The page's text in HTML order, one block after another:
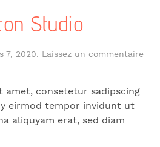
Studio
7, 2020. Laissez un commentaire
amet, consetetur sadipscing
eirmod tempor invidunt ut
aliquyam erat, sed diam